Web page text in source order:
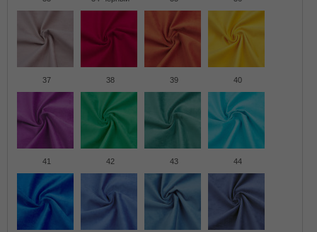
37 38 39 40
41 42 43 44